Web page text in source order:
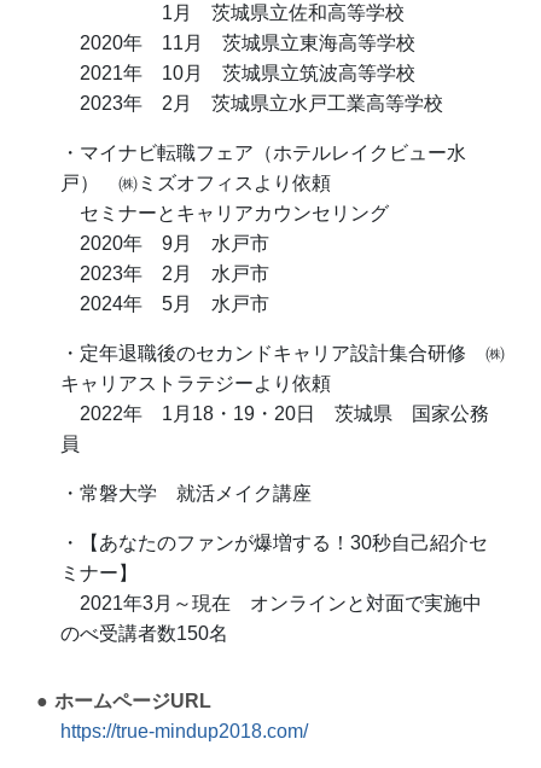
1月 茨城県立佐和高等学校
2020年 11月 茨城県立東海高等学校
2021年 10月 茨城県立筑波高等学校
2023年 2月 茨城県立水戸工業高等学校
・マイナビ転職フェア（ホテルレイクビュー水
戸） ㈱ミズオフィスより依頼
セミナーとキャリアカウンセリング
2020年 9月 水戸市
2023年 2月 水戸市
2024年 5月 水戸市
・定年退職後のセカンドキャリア設計集合研修 ㈱
キャリアストラテジーより依頼
2022年 1月18・19・20日 茨城県 国家公務
員
・常磐大学 就活メイク講座
・【あなたのファンが爆増する！30秒自己紹介セ
ミナー】
2021年3月～現在 オンラインと対面で実施中
のべ受講者数150名
ホームページURL
https://true-mindup2018.com/